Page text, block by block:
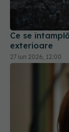
27 iun 2026, 12:00